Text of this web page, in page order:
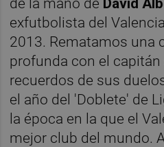
exfutbolista del
2013. Rematamos una
profunda con el capitán
recuerdos de sus
el año del 'Doblete' de
la época en la que el
mejor club del mundo.